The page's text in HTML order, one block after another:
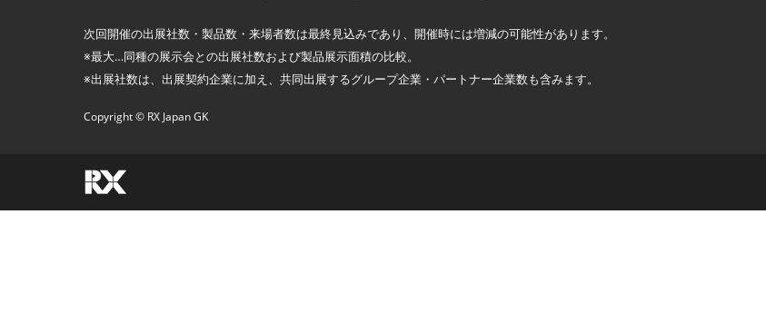
次回開催の出展社数・製品数・来場者数は最終見込みであり、開催時には増減の可能性があります。
※最大…同種の展示会との出展社数および製品展示面積の比較。
※出展社数は、出展契約企業に加え、共同出展するグループ企業・パートナー企業数も含みます。
Copyright © RX Japan GK